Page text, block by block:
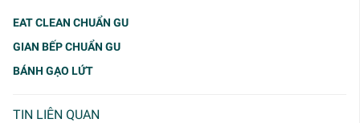
EAT CLEAN CHUẨN GU
GIAN BẾP CHUẨN GU
BÁNH GẠO LỨT
TIN LIÊN QUAN